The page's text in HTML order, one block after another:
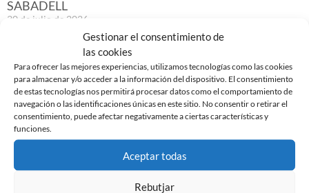
Gestionar el consentimiento de
las cookies
Para ofrecer las mejores experiencias, utilizamos tecnologías como las cookies
para almacenar y/o acceder a la información del dispositivo. El consentimiento
de estas tecnologías nos permitirá procesar datos como el comportamiento de
navegación o las identificaciones únicas en este sitio. No consentir o retirar el
consentimiento, puede afectar negativamente a ciertas características y
funciones.
Aceptar todas
Rebutjar
SABADELL
30 de julio de 2026